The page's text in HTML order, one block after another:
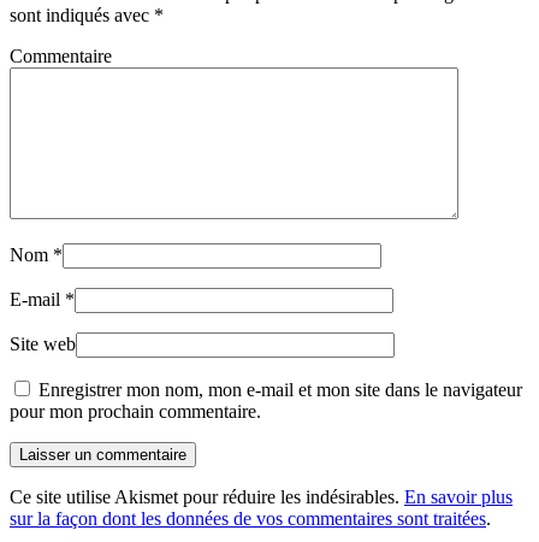
sont indiqués avec *
Commentaire
Nom *
E-mail *
Site web
Enregistrer mon nom, mon e-mail et mon site dans le navigateur
pour mon prochain commentaire.
Laisser un commentaire
Ce site utilise Akismet pour réduire les indésirables. En savoir plus
sur la façon dont les données de vos commentaires sont traitées.